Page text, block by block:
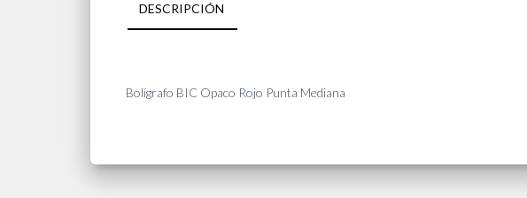
DESCRIPCIÓN
Bolígrafo BIC Opaco Rojo Punta Mediana